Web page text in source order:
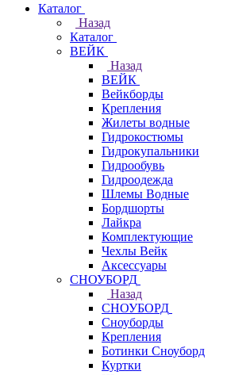
Каталог
Назад
Каталог
ВЕЙК
Назад
ВЕЙК
Вейкборды
Крепления
Жилеты водные
Гидрокостюмы
Гидрокупальники
Гидрообувь
Гидроодежда
Шлемы Водные
Бордшорты
Лайкра
Комплектующие
Чехлы Вейк
Аксессуары
СНОУБОРД
Назад
СНОУБОРД
Сноуборды
Крепления
Ботинки Сноуборд
Куртки